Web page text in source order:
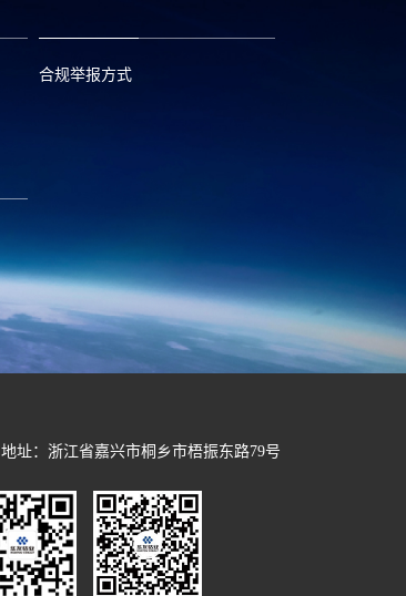
合规举报方式
地址：浙江省嘉兴市桐乡市梧振东路79号